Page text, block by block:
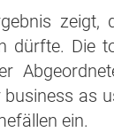
dürfte. Die
as
ein.